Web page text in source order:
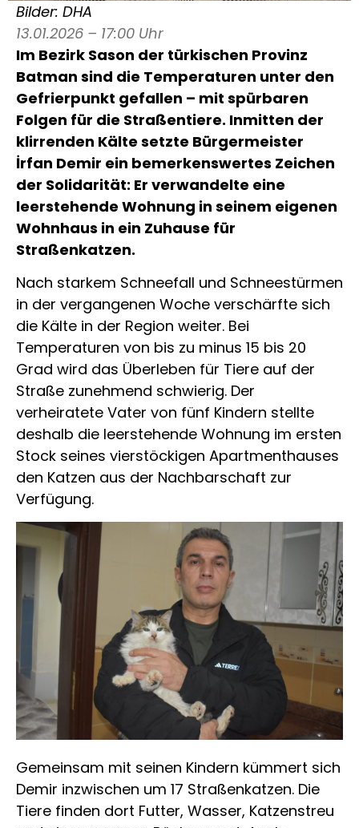
Bilder: DHA
13.01.2026 – 17:00 Uhr
Im Bezirk Sason der türkischen Provinz
Batman sind die Temperaturen unter den
Gefrierpunkt gefallen – mit spürbaren
Folgen für die Straßentiere. Inmitten der
klirrenden Kälte setzte Bürgermeister
İrfan Demir ein bemerkenswertes Zeichen
der Solidarität: Er verwandelte eine
leerstehende Wohnung in seinem eigenen
Wohnhaus in ein Zuhause für
Straßenkatzen.
Nach starkem Schneefall und Schneestürmen
in der vergangenen Woche verschärfte sich
die Kälte in der Region weiter. Bei
Temperaturen von bis zu minus 15 bis 20
Grad wird das Überleben für Tiere auf der
Straße zunehmend schwierig. Der
verheiratete Vater von fünf Kindern stellte
deshalb die leerstehende Wohnung im ersten
Stock seines vierstöckigen Apartmenthauses
den Katzen aus der Nachbarschaft zur
Verfügung.
Gemeinsam mit seinen Kindern kümmert sich
Demir inzwischen um 17 Straßenkatzen. Die
Tiere finden dort Futter, Wasser, Katzenstreu